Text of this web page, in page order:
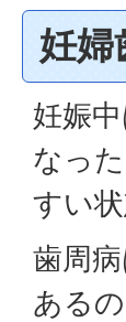
妊婦
妊娠
なっ
すい
歯周
ある